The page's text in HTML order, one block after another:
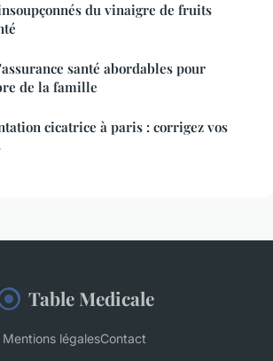
du vinaigre de fruits
santé abordables pour
de la famille
cicatrice à paris : corrigez vos
Table Medicale
Mentions légalesContact